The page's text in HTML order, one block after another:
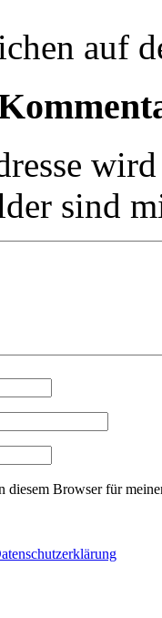
auf
sind
Browser für